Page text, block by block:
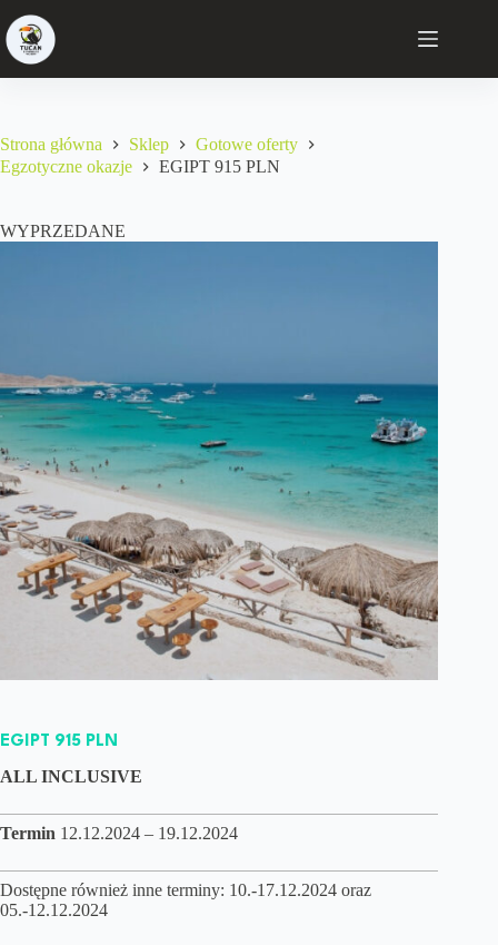
Strona główna Sklep
Gotowe oferty
Egzotyczne okazje
EGIPT 915 PLN
WYPRZEDANE
EGIPT 915 PLN
ALL INCLUSIVE
Termin 12.12.2024 – 19.12.2024
Dostępne również inne terminy: 10.-17.12.2024 oraz
05.-12.12.2024